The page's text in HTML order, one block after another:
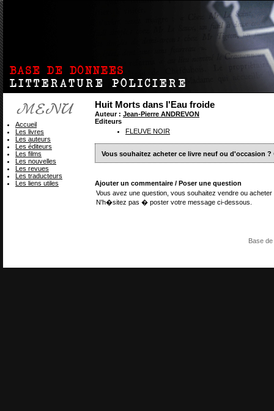
Huit Morts dans l'Eau froide
Auteur : Jean-Pierre ANDREVON
Editeurs
FLEUVE NOIR
Vous souhaitez acheter ce livre neuf ou d'occasion ?
Ajouter un commentaire / Poser une question
Vous avez une question, vous souhaitez vendre ou
N'h�sitez pas � poster votre message ci-dessous.
Accueil
Les livres
Les auteurs
Les éditeurs
Les films
Les nouvelles
Les revues
Les traducteurs
Les liens utiles
Base